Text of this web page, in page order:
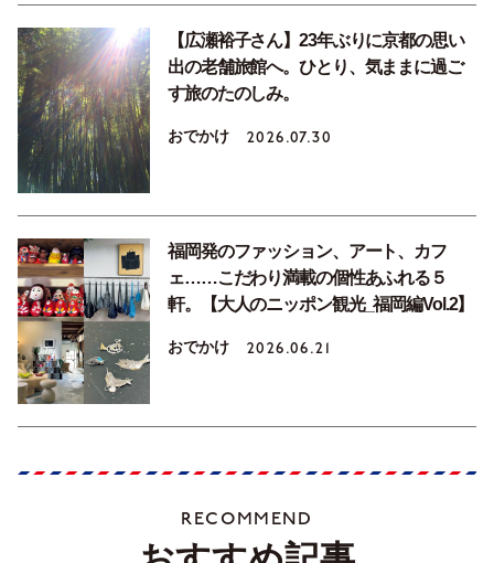
【広瀬裕子さん】23年ぶりに京都の思い
出の老舗旅館へ。ひとり、気ままに過ご
す旅のたのしみ。
おでかけ 2026.07.30
福岡発のファッション、アート、カフ
ェ……こだわり満載の個性あふれる５
軒。【大人のニッポン観光_福岡編Vol.2】
おでかけ 2026.06.21
RECOMMEND